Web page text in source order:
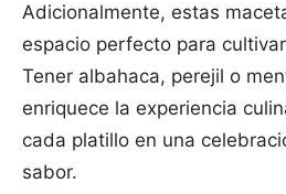
Adicionalmente, estas
espacio perfecto para
Tener albahaca, perejil o
enriquece la experiencia
cada platillo en una
sabor.